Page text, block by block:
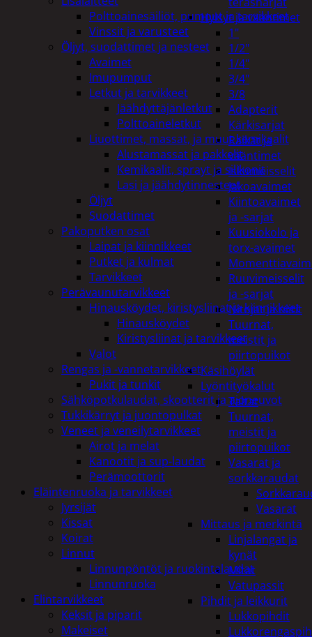
Hylsyt ja vääntimet
1"
1/2"
1/4"
3/4"
3/8
Adapterit
Kärkisarjat
Räikät ja
vääntimet
Iskumeisselit
Jakoavaimet
Kiintoavaimet
ja -sarjat
Kuusiokolo ja
torx-avaimet
Ruuvimeisselit
ja -sarjat
Nitojat ja niitit
Tuurnat,
meistit ja
piirtopuikot
Käsihöylät
Lyöntityökalut
Taltat
Tuurnat,
meistit ja
piirtopuikot
Vasarat ja
sorkkaraudat
Vasarat
Mittaus ja merkintä
Linjalangat ja
kynät
Mitat
Vatupassit
Pihdit ja leikkurit
Lukkopihdit
Polttoainesäiliöt, pumput ja tarvikkeet
Vinssit ja varusteet
Öljyt, suodattimet ja nesteet
Avaimet
Imupumput
Letkut ja tarvikkeet
Jäähdyttäjänletkut
Polttoaineletkut
Liuottimet, massat, ja muut kemikaalit
Alustamassat ja pakkelit
Kemikaalit, sprayt ja silikonit
Lasi ja jäähdytinnesteet
Öljyt
Suodattimet
Pakoputken osat
Laipat ja kiinnikkeet
Putket ja kulmat
Tarvikkeet
Perävaunutarvikkeet
Hinausköydet, kiristysliinat ja kiinnikkeet
Hinausköydet
Kiristysliinat ja tarvikkeet
Valot
Rengas ja -vannetarvikkeet
Pukit ja tunkit
Sähköpotkulaudat, skootterit ja ajoneuvot
Tukkikärryt ja juontopulkat
Veneet ja veneilytarvikkeet
Airot ja melat
Kanootit ja sup-laudat
Perämoottorit
Eläintenruoka ja tarvikkeet
Jyrsijät
Kissat
Koirat
Linnut
Linnunpöntöt ja ruokintalaudat
Linnunruoka
Elintarvikkeet
Keksit ja piparit
Makeiset